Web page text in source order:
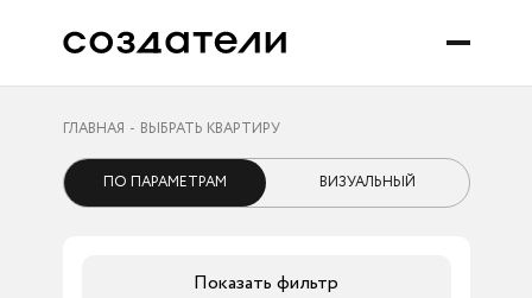
ГЛАВНАЯ ВЫБРАТЬ КВАРТИРУ
ПО ПАРАМЕТРАМ ВИЗУАЛЬНЫЙ
Показать фильтр